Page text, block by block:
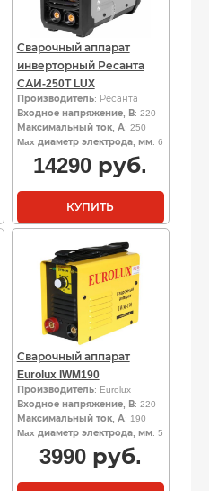
Сварочный аппарат
инверторный Ресанта
САИ-250Т LUX
Производитель: Ресанта
Входное напряжение, В: 220
Максимальный ток, А: 250
Max диаметр электрода, мм: 6
14290 руб.
КУПИТЬ
Сварочный аппарат
Eurolux IWM190
Производитель: Eurolux
Входное напряжение, В: 220
Максимальный ток, А: 190
Max диаметр электрода, мм: 5
3990руб.